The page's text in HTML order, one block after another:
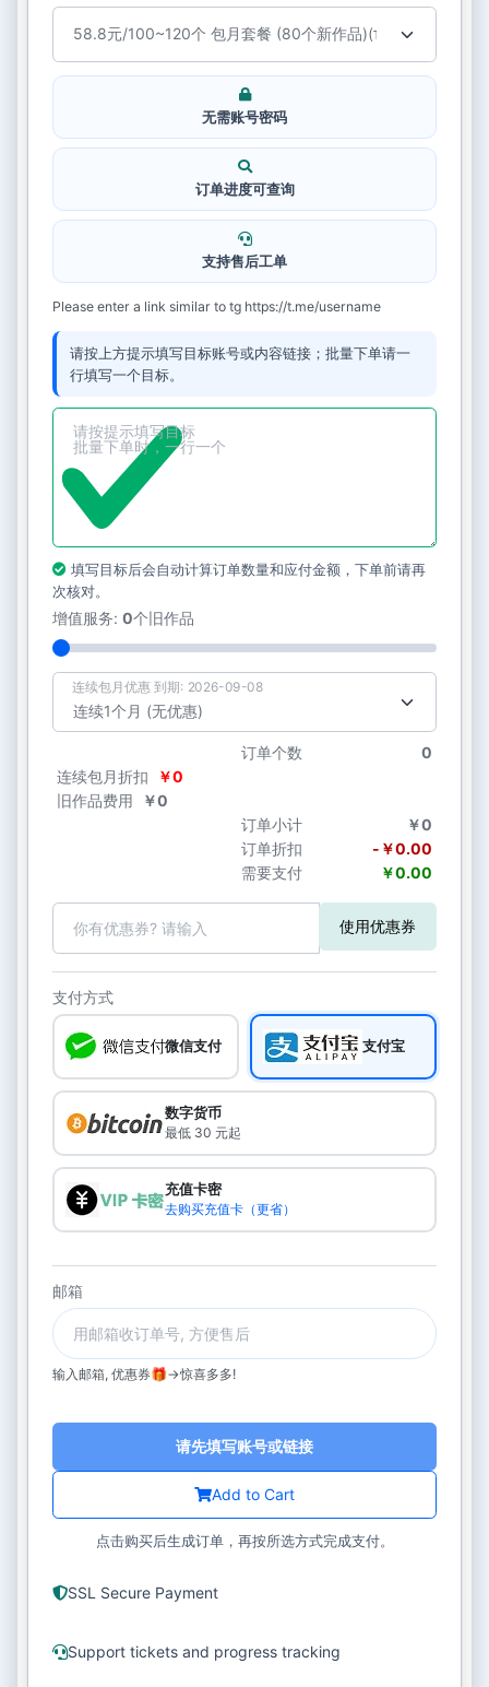
无需账号密码
订单进度可查询
支持售后工单
Please enter a link similar to tg https://t.me/username
请按上方提示填写目标账号或内容链接；批量下单请一
行填写一个目标。
填写目标后会自动计算订单数量和应付金额，下单前请再
次核对。
增值服务: 0个旧作品
连续包月优惠 到期: 2026-09-08
订单个数
0
连续包月折扣
￥0
旧作品费用
￥0
订单小计
￥0
订单折扣
-￥0.00
需要支付
￥0.00
使用优惠券
支付方式
微信支付 支付宝
数字货币
最低 30 元起
充值卡密
去购买充值卡（更省）
邮箱
输入邮箱, 优惠券🎁->惊喜多多!
Add to Cart
请先填写账号或链接
点击购买后生成订单，再按所选方式完成支付。
SSL Secure Payment
Support tickets and progress tracking